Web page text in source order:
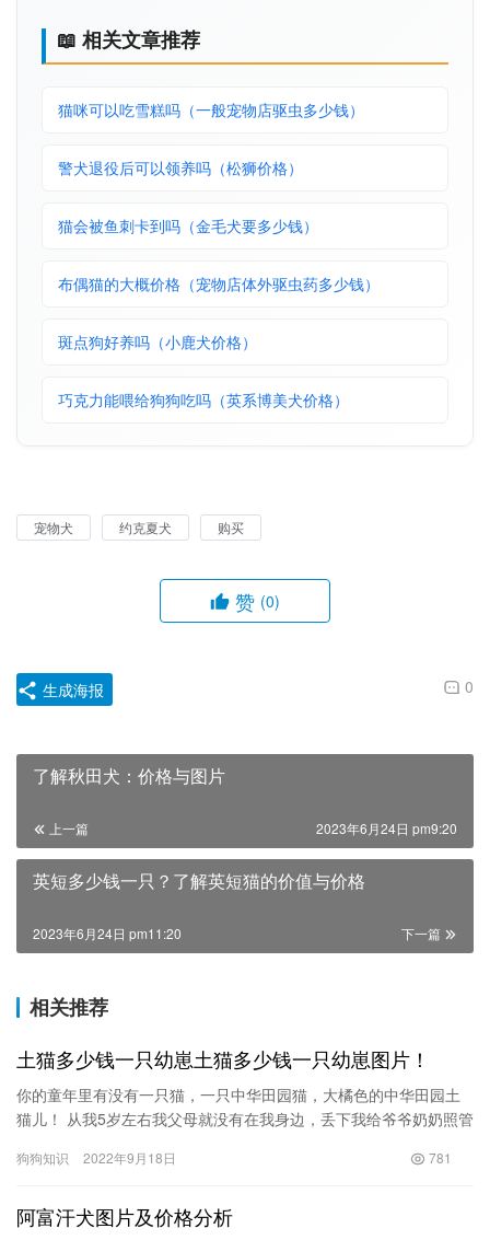
📖 相关文章推荐
猫咪可以吃雪糕吗（一般宠物店驱虫多少钱）
警犬退役后可以领养吗（松狮价格）
猫会被鱼刺卡到吗（金毛犬要多少钱）
布偶猫的大概价格（宠物店体外驱虫药多少钱）
斑点狗好养吗（小鹿犬价格）
巧克力能喂给狗狗吃吗（英系博美犬价格）
宠物犬 约克夏犬 购买
赞 (0)
0
生成海报
了解秋田犬：价格与图片
上一篇 2023年6月24日 pm9:20
英短多少钱一只？了解英短猫的价值与价格
下一篇
2023年6月24日 pm11:20
相关推荐
土猫多少钱一只幼崽土猫多少钱一只幼崽图片！
你的童年里有没有一只猫，一只中华田园猫，大橘色的中华田园土
猫儿！ 从我5岁左右我父母就没有在我身边，丢下我给爷爷奶奶照管
有…
狗狗知识 2022年9月18日 781
阿富汗犬图片及价格分析